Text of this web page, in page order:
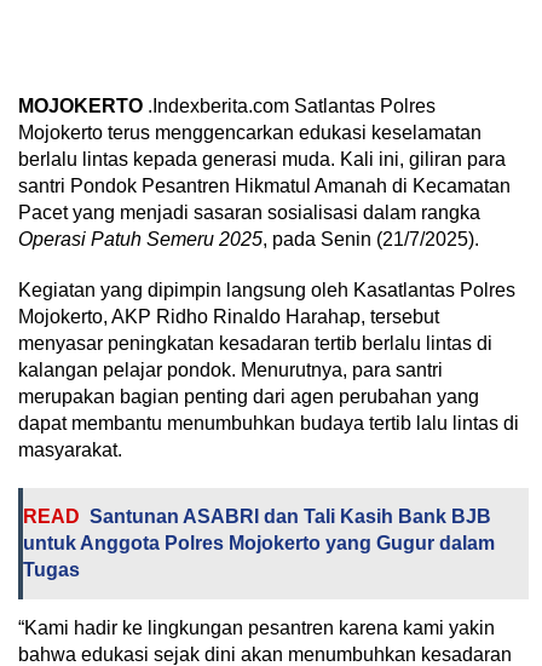
MOJOKERTO .Indexberita.com Satlantas Polres
Mojokerto terus menggencarkan edukasi keselamatan
berlalu lintas kepada generasi muda. Kali ini, giliran para
santri Pondok Pesantren Hikmatul Amanah di Kecamatan
Pacet yang menjadi sasaran sosialisasi dalam rangka
Operasi Patuh Semeru 2025, pada Senin (21/7/2025).
Kegiatan yang dipimpin langsung oleh Kasatlantas Polres
Mojokerto, AKP Ridho Rinaldo Harahap, tersebut
menyasar peningkatan kesadaran tertib berlalu lintas di
kalangan pelajar pondok. Menurutnya, para santri
merupakan bagian penting dari agen perubahan yang
dapat membantu menumbuhkan budaya tertib lalu lintas di
masyarakat.
READ Santunan ASABRI dan Tali Kasih Bank BJB
untuk Anggota Polres Mojokerto yang Gugur dalam
Tugas
“Kami hadir ke lingkungan pesantren karena kami yakin
bahwa edukasi sejak dini akan menumbuhkan kesadaran